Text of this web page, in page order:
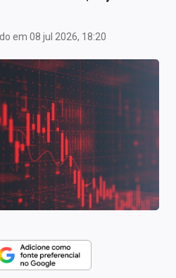
em 08 jul 2026, 18:20